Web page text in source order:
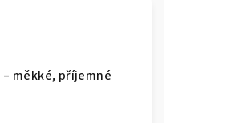
– měkké, příjemné